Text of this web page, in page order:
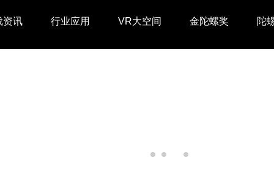
资讯 行业应用 VR大空间 金陀螺奖 陀